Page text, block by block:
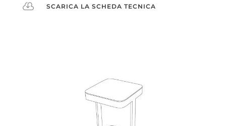
 SCARICA LA SCHEDA TECNICA